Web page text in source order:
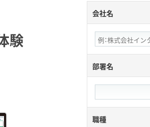
験
会社名
部署名
職種